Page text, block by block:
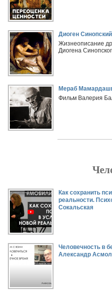
Диоген
Жизнеописание
Диогена
Мераб
Фильм Валерия
Как сохранить
реальности.
Сокальская
Человечность в
Александр
Страницы